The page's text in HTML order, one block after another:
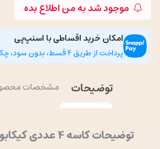
موجود شد به من اطلاع بده
امکان خرید اقساطی با اسنپ‌پی
پرداخت از طریق 4 قسط، بدون سود، چک و ضامن
توضیحات مشخصات
توضیحات کاسه 4 عددی کیکابو مدل Rainbow